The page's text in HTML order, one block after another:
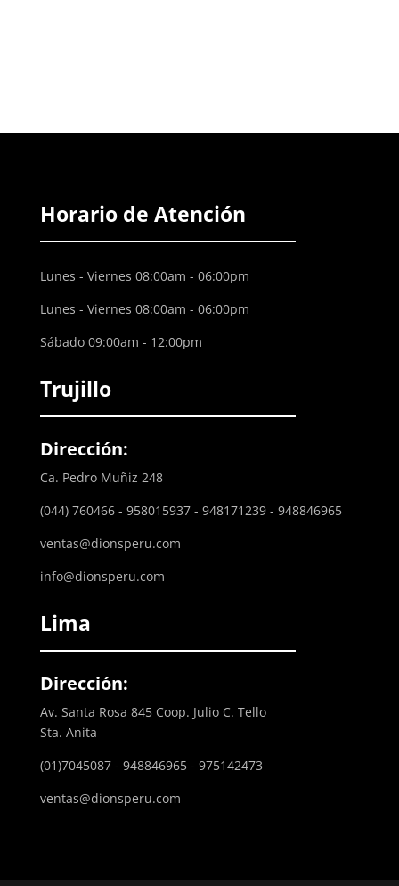
Horario de Atención
Lunes - Viernes 08:00am - 06:00pm
Lunes - Viernes 08:00am - 06:00pm
Sábado 09:00am - 12:00pm
Trujillo
Dirección:
Ca. Pedro Muñiz 248
(044) 760466 - 958015937 - 948171239 - 948846965
ventas@dionsperu.com
info@dionsperu.com
Lima
Dirección:
Av. Santa Rosa 845 Coop. Julio C. Tello
Sta. Anita
(01)7045087 - 948846965 - 975142473
ventas@dionsperu.com